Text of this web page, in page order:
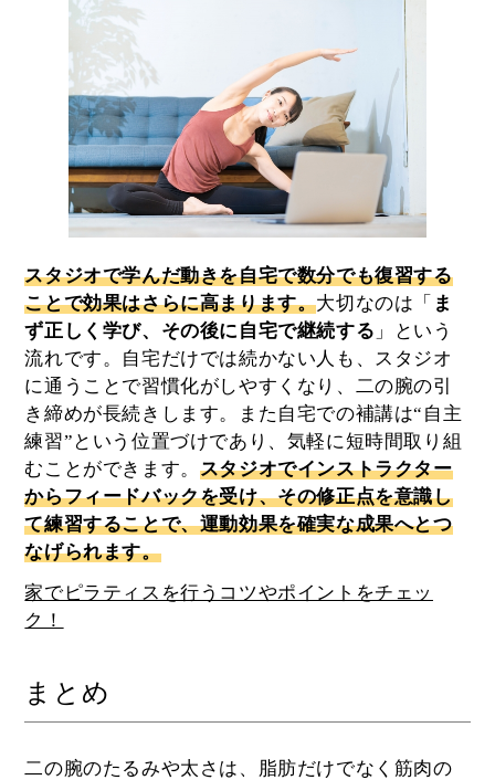
スタジオで学んだ動きを自宅で数分でも復習する
ことで効果はさらに高まります。大切なのは「 ま
ず正しく学び、その後に自宅で継続する 」という
流れです。自宅だけでは続かない人も、スタジオ
に通うことで習慣化がしやすくなり、二の腕の引
き締めが長続きします。また自宅での補講は“自主
練習”という位置づけであり、気軽に短時間取り組
むことができます。 スタジオでインストラクター
からフィードバックを受け、その修正点を意識し
て練習することで、運動効果を確実な成果へとつ
なげられます。
家でピラティスを行うコツやポイントをチェッ
ク！
まとめ
二の腕のたるみや太さは、脂肪だけでなく筋肉の